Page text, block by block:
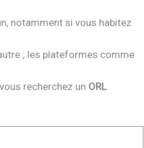
notamment si vous habitez
; les plateformes comme
recherchez un ORL